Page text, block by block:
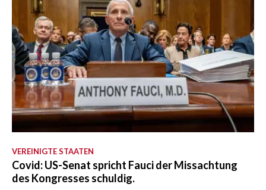
VEREINIGTE STAATEN
Covid: US-Senat spricht Fauci der Missachtung
des Kongresses schuldig.